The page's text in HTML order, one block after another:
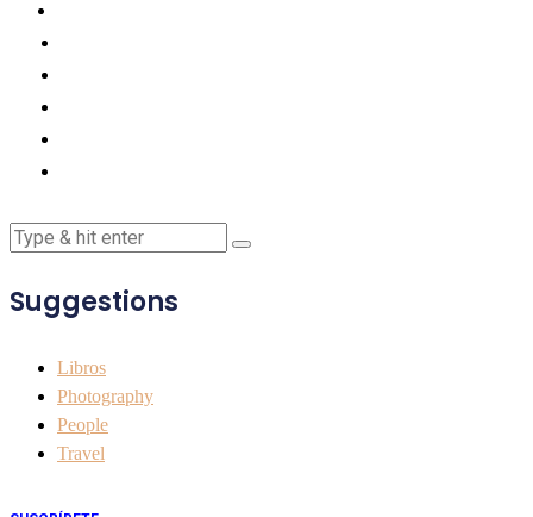
Suggestions
Libros
Photography
People
Travel